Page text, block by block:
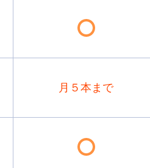
月５本まで